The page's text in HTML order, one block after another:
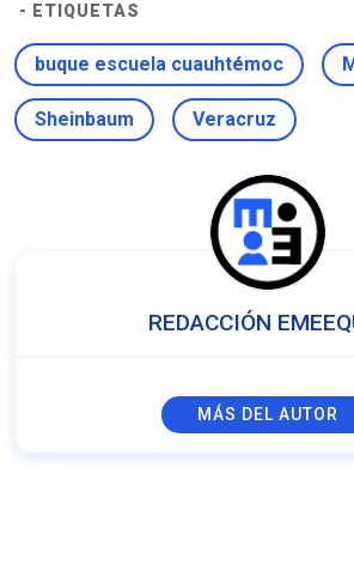
- ETIQUETAS
buque escuela cuauhtémoc
Sheinbaum Veracruz
REDACCIÓN
MÁS DEL AUTOR